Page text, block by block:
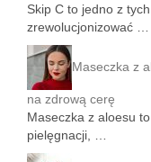
Skip C to jedno z
zrewolucjonizować …
Maseczka z
na zdrową cerę
Maseczka z aloesu
pielęgnacji, …